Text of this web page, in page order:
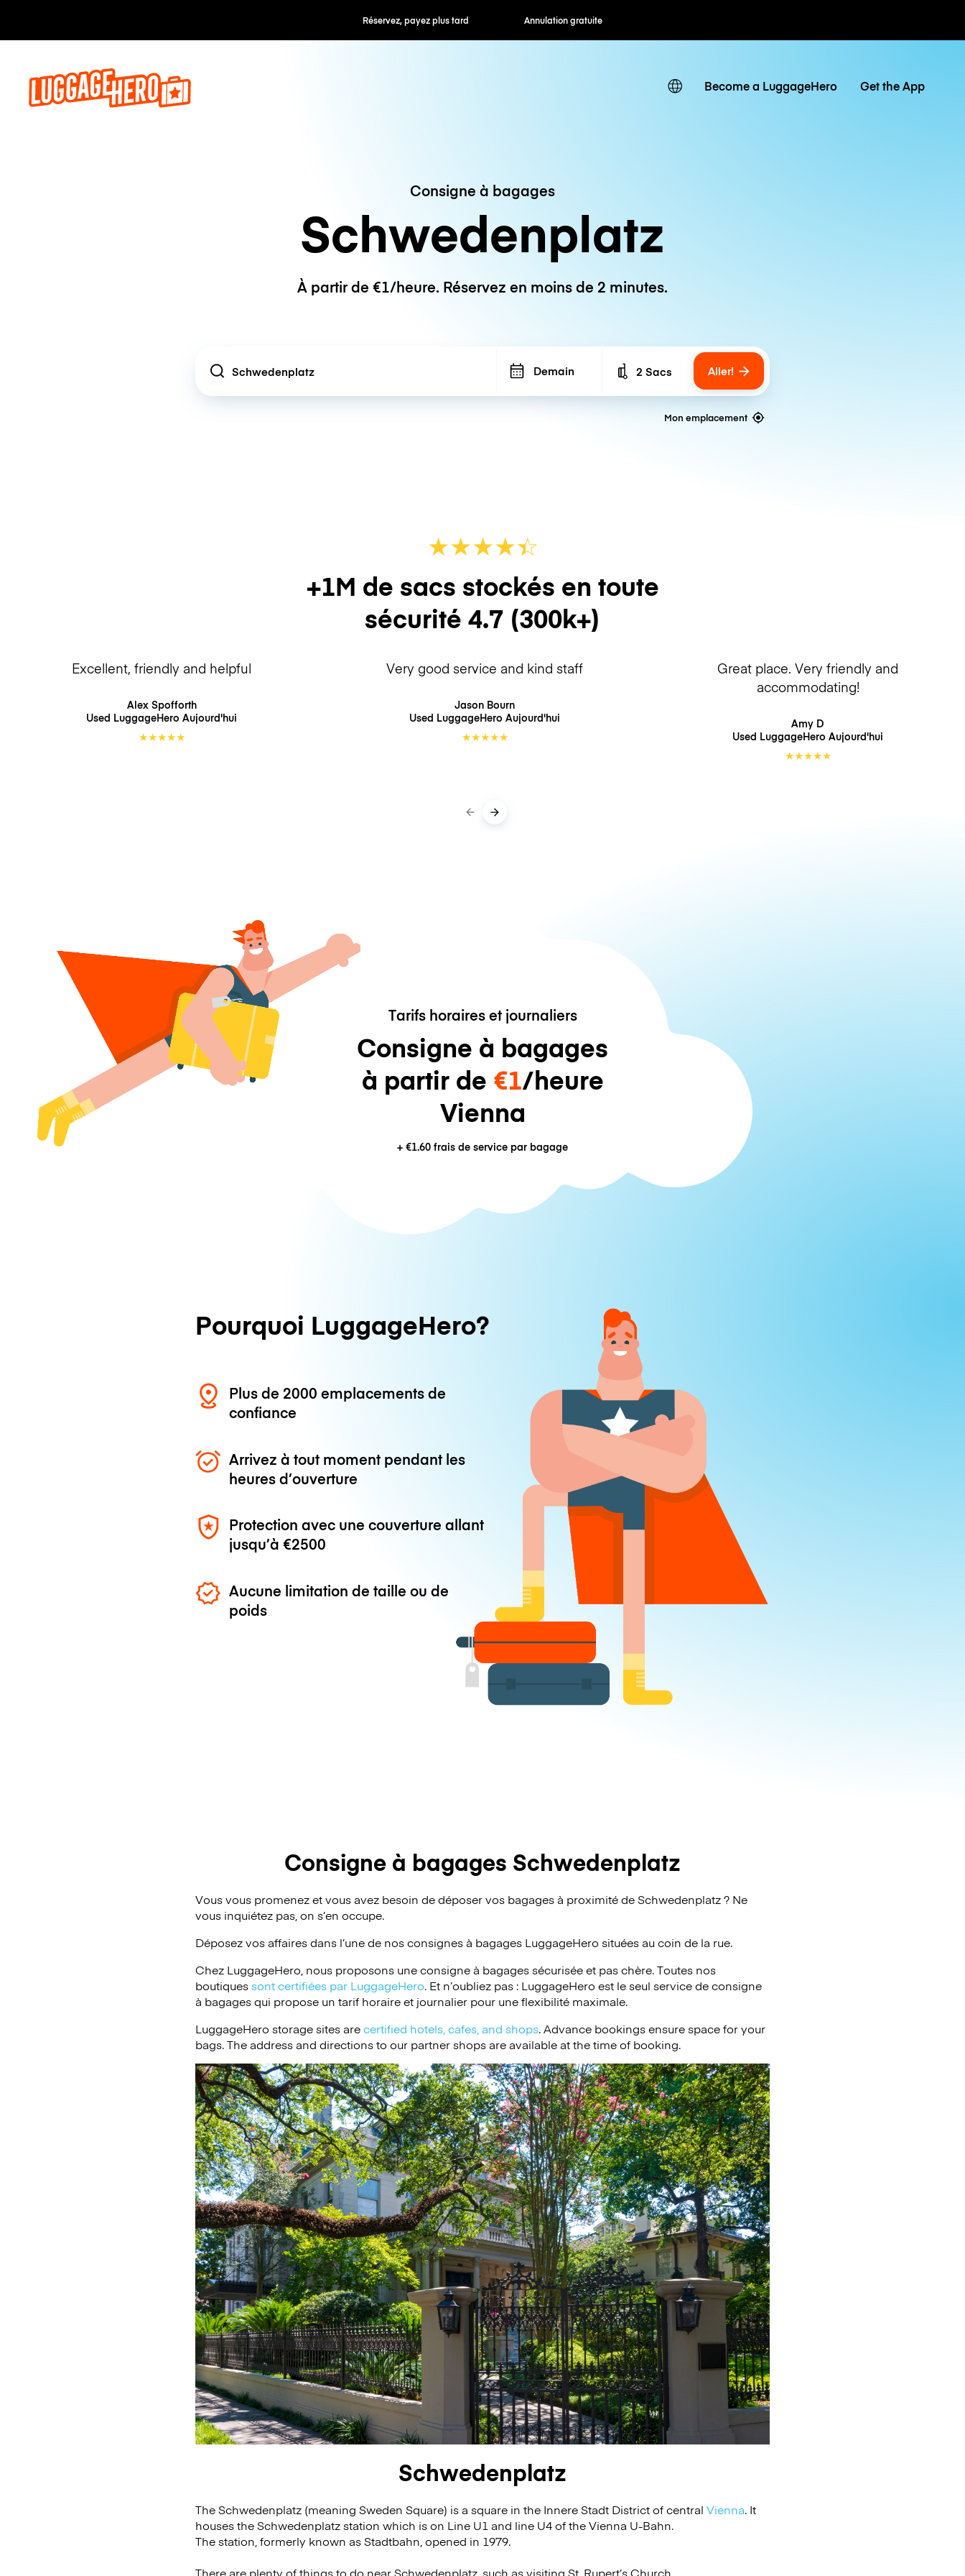
Réservez, payez plus tard Annulation gratuite Tarifs horaires / journaliers
Become a LuggageHero Get the App
Consigne à bagages
Schwedenplatz
À partir de €1/heure. Réservez en moins de 2 minutes.
Location Demain Number of bags
2 Sacs Aller!
Mon emplacement
★★★★☆
★
+1M de sacs stockés en toute
sécurité 4.7 (300k+)
Excellent, friendly and helpful
Alex Spofforth
Used LuggageHero Aujourd'hui
★★★★★
Very good service and kind staff
Jason Bourn
Used LuggageHero Aujourd'hui
★★★★★
Great place. Very friendly and
accommodating!
Amy D
Used LuggageHero Aujourd'hui
★★★★★
Tarifs horaires et journaliers
Consigne à bagages
à partir de €1/heure
Vienna
+ €1.60 frais de service par bagage
Pourquoi LuggageHero?
Plus de 2000 emplacements de
confiance
Arrivez à tout moment pendant les
heures d’ouverture
Protection avec une couverture allant
jusqu’à €2500
Aucune limitation de taille ou de
poids
Consigne à bagages Schwedenplatz
Vous vous promenez et vous avez besoin de déposer vos bagages à proximité de Schwedenplatz ? Ne
vous inquiétez pas, on s’en occupe.
Déposez vos affaires dans l’une de nos consignes à bagages LuggageHero situées au coin de la rue.
Chez LuggageHero, nous proposons une consigne à bagages sécurisée et pas chère. Toutes nos
boutiquessont certifiées par LuggageHero. Et n’oubliez pas : LuggageHero est le seul service de consigne
à bagages qui propose un tarif horaire et journalier pour une flexibilité maximale.
LuggageHero storage sites arecertified hotels, cafes, and shops. Advance bookings ensure space for your
bags. The address and directions to our partner shops are available at the time of booking.
Schwedenplatz
The Schwedenplatz (meaning Sweden Square) is a square in the Innere Stadt District of central Vienna. It
houses the Schwedenplatz station which is on Line U1 and line U4 of the Vienna U-Bahn.
The station, formerly known as Stadtbahn, opened in 1979.
There are plenty of things to do near Schwedenplatz, such as visiting St. Rupert’s Church